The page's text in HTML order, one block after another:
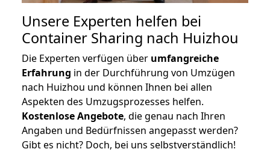
Unsere Experten helfen bei
Container Sharing nach Huizhou
Die Experten verfügen über umfangreiche
Erfahrung in der Durchführung von Umzügen
nach Huizhou und können Ihnen bei allen
Aspekten des Umzugsprozesses helfen.
Kostenlose Angebote, die genau nach Ihren
Angaben und Bedürfnissen angepasst werden?
Gibt es nicht? Doch, bei uns selbstverständlich!